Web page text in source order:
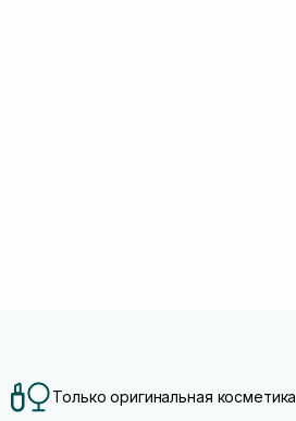
Только оригинальная косметика